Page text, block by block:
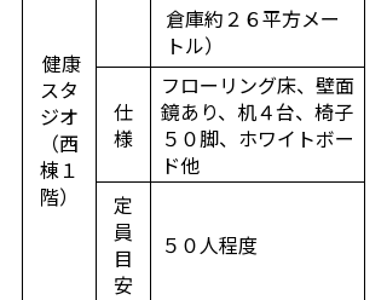
健康
スタ
ジオ
（西
棟１
階）
倉庫約２６平方メー
トル）
仕
様
フローリング床、壁面
鏡あり、机４台、椅子
５０脚、ホワイトボー
ド他
定
員
目
安
５０人程度